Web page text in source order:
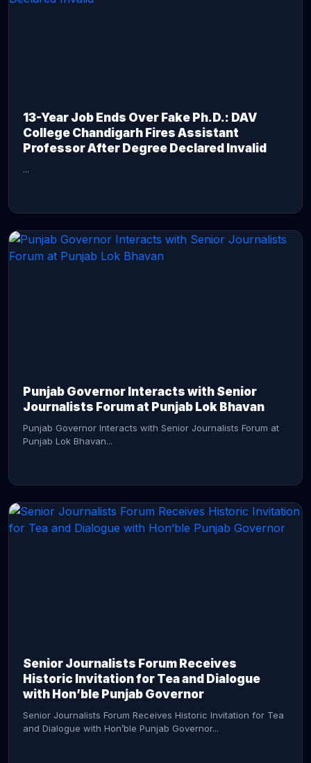
13-Year Job Ends Over Fake Ph.D.: DAV
College Chandigarh Fires Assistant
Professor After Degree Declared Invalid
...
Punjab Governor Interacts with Senior
Journalists Forum at Punjab Lok Bhavan
Punjab Governor Interacts with Senior Journalists Forum at
Punjab Lok Bhavan...
Senior Journalists Forum Receives
Historic Invitation for Tea and Dialogue
with Hon’ble Punjab Governor
Senior Journalists Forum Receives Historic Invitation for Tea
and Dialogue with Hon’ble Punjab Governor...